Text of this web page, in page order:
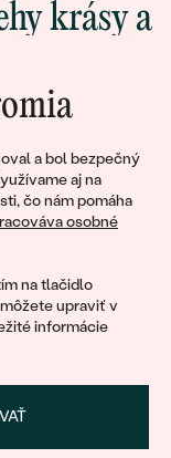
a bol bezpečný
aj na
čo nám pomáha
osobné
na tlačidlo
upraviť v
informácie
krásy a